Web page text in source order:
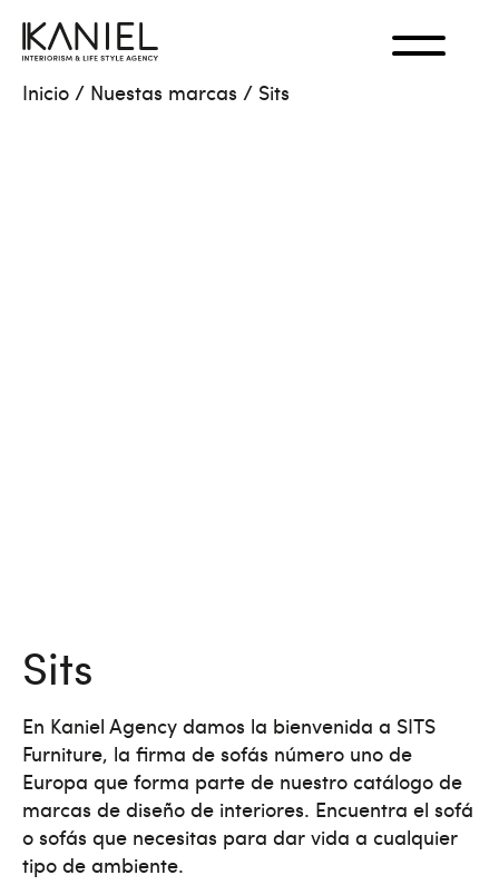
Inicio / Nuestas marcas / Sits
Sits
En Kaniel Agency damos la bienvenida a SITS
Furniture, la firma de sofás número uno de
Europa que forma parte de nuestro catálogo de
marcas de diseño de interiores. Encuentra el sofá
o sofás que necesitas para dar vida a cualquier
tipo de ambiente.